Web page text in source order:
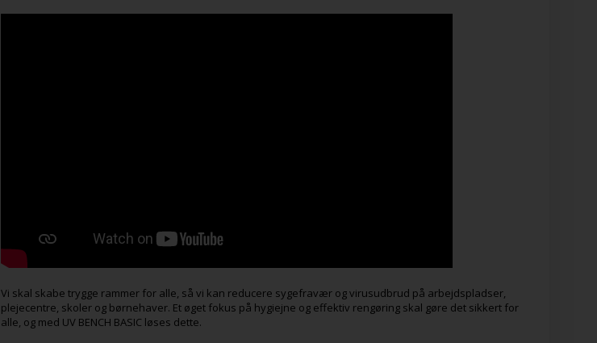
Vi skal skabe trygge rammer for alle, så vi kan reducere sygefravær og virusudbrud på arbejdspladser,
plejecentre, skoler og børnehaver. Et øget fokus på hygiejne og effektiv rengøring skal gøre det sikkert for
alle, og med UV BENCH BASIC løses dette.